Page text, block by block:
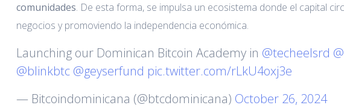
comunidades. De esta forma, se impulsa un ecosistema donde el capital
negocios y promoviendo la independencia económica.
Launching our Dominican Bitcoin Academy in @techeelsrd
@blinkbtc @geyserfund pic.twitter.com/rLkU4oxj3e
— Bitcoindominicana (@btcdominicana) October 26, 2024